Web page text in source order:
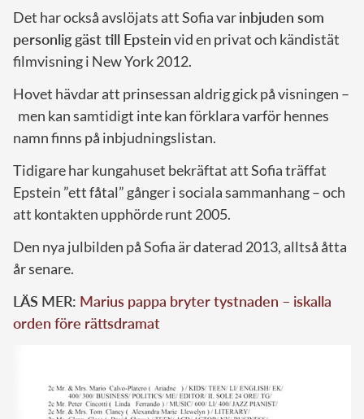
Det har också avslöjats att Sofia varinbjuden som
personlig gäst till Epsteinvid en privat och kändistät
filmvisning i New York 2012.
Hovet hävdar att prinsessan aldrig gick på visningen –
men kan samtidigt inte kan förklara varför hennes
namn finns på inbjudningslistan.
Tidigare har kungahuset bekräftat att Sofia träffat
Epstein ”ett fåtal” gånger i sociala sammanhang – och
att kontakten upphörde runt 2005.
Den nya julbilden på Sofia är daterad 2013, alltså åtta
år senare.
LÄS MER: Marius pappa bryter tystnaden – iskalla
orden före rättsdramat